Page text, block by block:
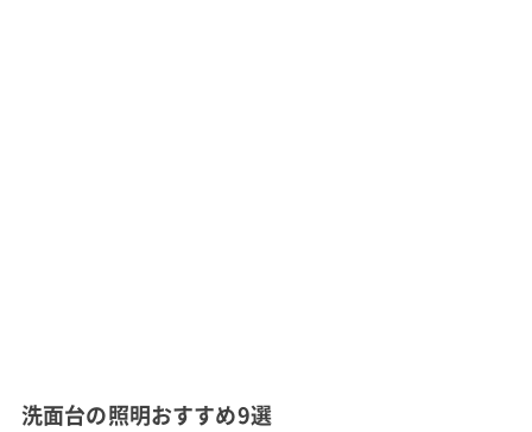
洗面台の照明おすすめ9選